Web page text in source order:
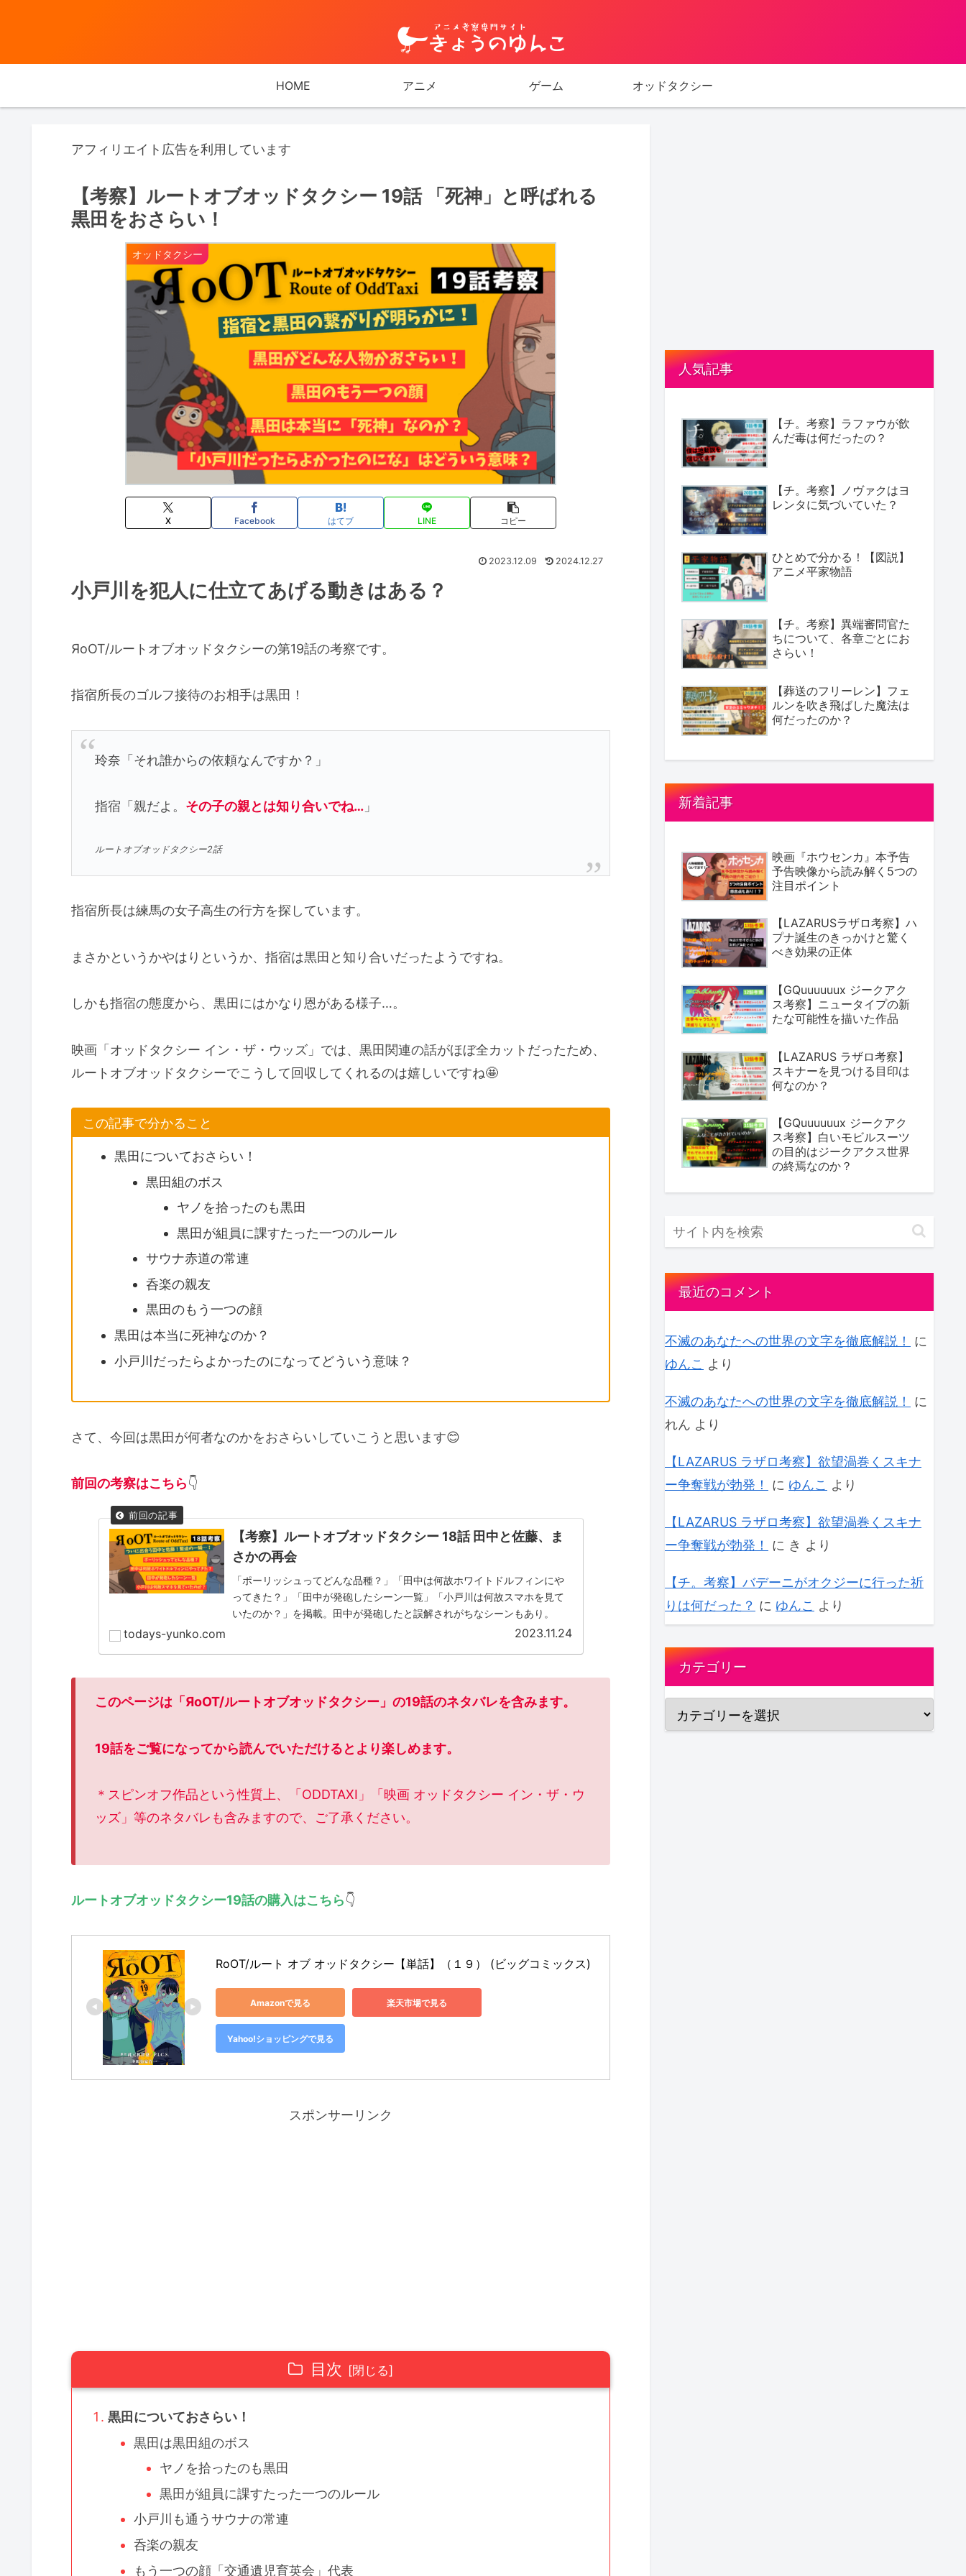
HOME アニメ ゲーム オッドタクシー
アフィリエイト広告を利用しています
【考察】ルートオブオッドタクシー 19話 「死神」と呼ばれる
黒田をおさらい！
オッドタクシー
X Facebook はてブ LINE コピー
2023.12.09 2024.12.27
小戸川を犯人に仕立てあげる動きはある？
ЯoOT/ルートオブオッドタクシーの第19話の考察です。
指宿所長のゴルフ接待のお相手は黒田！
玲奈「それ誰からの依頼なんですか？」
指宿「親だよ。 その子の親とは知り合いでね… 」
ルートオブオッドタクシー2話
指宿所長は練馬の女子高生の行方を探しています。
まさかというかやはりというか、指宿は黒田と知り合いだったようですね。
しかも指宿の態度から、黒田にはかなり恩がある様子…。
映画「オッドタクシー イン・ザ・ウッズ」では、黒田関連の話がほぼ全カットだったため、
ルートオブオッドタクシーでこうして回収してくれるのは嬉しいですね🤩
この記事で分かること
黒田についておさらい！
黒田組のボス
ヤノを拾ったのも黒田
黒田が組員に課すたった一つのルール
サウナ赤道の常連
呑楽の親友
黒田のもう一つの顔
黒田は本当に死神なのか？
小戸川だったらよかったのになってどういう意味？
さて、今回は黒田が何者なのかをおさらいしていこうと思います😊
前回の考察はこちら👇
【考察】ルートオブオッドタクシー 18話 田中と佐藤、ま
さかの再会
「ポーリッシュってどんな品種？」「田中は何故ホワイトドルフィンにや
ってきた？」「田中が発砲したシーン一覧」「小戸川は何故スマホを見て
いたのか？」を掲載。田中が発砲したと誤解されがちなシーンもあり。
todays-yunko.com 2023.11.24
このページは「ЯoOT/ルートオブオッドタクシー」の19話のネタバレを含みます。
19話をご覧になってから読んでいただけるとより楽しめます。
＊スピンオフ作品という性質上、「ODDTAXI」「映画 オッドタクシー イン・ザ・ウ
ッズ」等のネタバレも含みますので、ご了承ください。
ルートオブオッドタクシー19話の購入はこちら👇
RoOT/ルート オブ オッドタクシー【単話】（１９） (ビッグコミックス)
Amazonで見る 楽天市場で見る
Yahoo!ショッピングで見る
スポンサーリンク
目次
黒田についておさらい！
黒田は黒田組のボス
ヤノを拾ったのも黒田
黒田が組員に課すたった一つのルール
小戸川も通うサウナの常連
呑楽の親友
もう一つの顔「交通遺児育英会」代表
人気記事
【チ。考察】ラファウが飲
んだ毒は何だったの？
【チ。考察】ノヴァクはヨ
レンタに気づいていた？
ひとめで分かる！【図説】
アニメ平家物語
【チ。考察】異端審問官た
ちについて、各章ごとにお
さらい！
【葬送のフリーレン】フェ
ルンを吹き飛ばした魔法は
何だったのか？
新着記事
映画『ホウセンカ』本予告
予告映像から読み解く5つの
注目ポイント
【LAZARUSラザロ考察】ハ
プナ誕生のきっかけと驚く
べき効果の正体
【GQuuuuuux ジークアク
ス考察】ニュータイプの新
たな可能性を描いた作品
【LAZARUS ラザロ考察】
スキナーを見つける目印は
何なのか？
【GQuuuuuux ジークアク
ス考察】白いモビルスーツ
の目的はジークアクス世界
の終焉なのか？
最近のコメント
不滅のあなたへの世界の文字を徹底解説！
に
ゆんこ より
不滅のあなたへの世界の文字を徹底解説！
に
れん より
【LAZARUS ラザロ考察】欲望渦巻くスキナ
ー争奪戦が勃発！
に ゆんこ より
【LAZARUS ラザロ考察】欲望渦巻くスキナ
ー争奪戦が勃発！
に き より
【チ。考察】バデーニがオクジーに行った祈
りは何だった？ に ゆんこ より
カテゴリー